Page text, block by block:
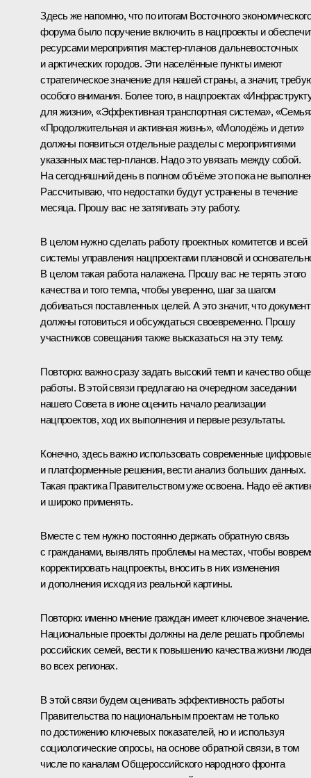
Здесь же напомню, что по итогам Восточного
форума было поручениевключить в нацпроекты и
ресурсами мероприятия мастер-планов дальневосточных
и арктических городов. Эти населённые пункты имеют
стратегическое значение для нашей страны, а значит,
особого внимания. Более того, в нацпроектах
для жизни», «Эффективная транспортная система»,
«Продолжительная и активная жизнь», «Молодёжь и дети»
должны появиться отдельные разделы с мероприятиями
указанных мастер-планов. Надо это увязать между собой.
На сегодняшний день в полном объёме это пока не
Рассчитываю, что недостатки будут устранены в течение
месяца. Прошу вас не затягивать эту работу.
В целом нужно сделать работу проектных комитетов и всей
системы управления нацпроектами плановой и
В целом такая работа налажена. Прошу вас не терять этого
качества и того темпа, чтобы уверенно, шаг за шагом
добиваться поставленных целей. А это значит, что
должны готовиться и обсуждаться своевременно. Прошу
участников совещания также высказаться на эту тему.
Повторю: важно сразу задать высокий темп и качество
работы. В этой связи предлагаю на очередном заседании
нашего Совета в июне оценить начало реализации
нацпроектов, ход их выполнения и первые результаты.
Конечно, здесь важно использовать современные цифровые
и платформенные решения, вести анализ больших данных.
Такая практика Правительством уже освоена. Надо её
и широко применять.
Вместе с тем нужно постоянно держать обратную связь
с гражданами, выявлять проблемы на местах, чтобы
корректировать нацпроекты, вносить в них изменения
и дополнения исходя из реальной картины.
Повторю: именно мнение граждан имеет ключевое значение.
Национальные проекты должны на деле решать проблемы
российских семей, вести к повышению качества жизни
во всех регионах.
В этой связи будем оценивать эффективность работы
Правительства по национальным проектам не только
по достижению ключевых показателей, но и используя
социологические опросы, на основе обратной связи, в том
числе по каналам Общероссийского народного фронта